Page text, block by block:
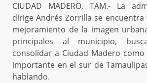
CIUDAD MADERO, TAM.- La
dirige Andrés Zorrilla se
mejoramiento de la imagen
principales al municipio,
consolidar a Ciudad Madero
importante en el sur de
hablando.